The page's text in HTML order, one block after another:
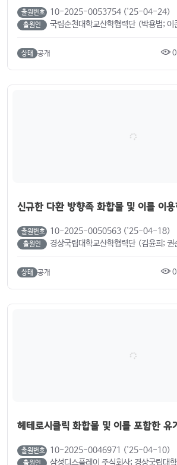
출원번호 10-2025-0053754 ('25-04-24)
출원인 국립순천대학교산학협력단 (박용범; 이
상태 공개 0
신규한 다환 방향족 화합물 및 이를 이
출원번호 10-2025-0050563 ('25-04-18)
출원인 경상국립대학교산학협력단 (김윤희; 권
상태 공개 0
헤테로시클릭 화합물 및 이를 포함한 유
출원번호 10-2025-0046971 ('25-04-10)
출원인 삼성디스플레이 주식회사; 경상국립대학교산학협력단 (김